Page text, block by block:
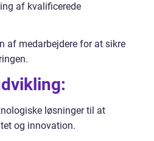
af kvalificerede
af medarbejdere for at sikre
løsninger til at
og innovation.